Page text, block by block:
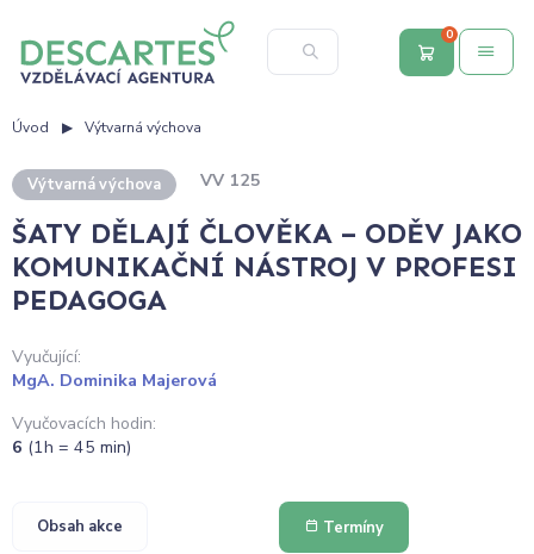
0
Úvod Výtvarná výchova
Výtvarná výchova VV 125
ŠATY DĚLAJÍ ČLOVĚKA – ODĚV JAKO
KOMUNIKAČNÍ NÁSTROJ V PROFESI
PEDAGOGA
Vyučující:
MgA. Dominika Majerová
Vyučovacích hodin:
6 (1h = 45 min)
Obsah akce Termíny